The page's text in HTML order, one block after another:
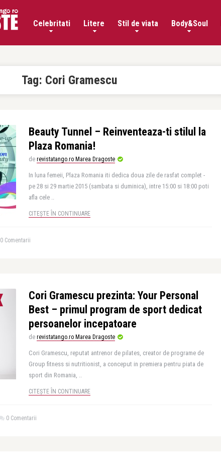
Celebritati Litere Stil de viata Body&Soul
Tag: Cori Gramescu
Beauty Tunnel – Reinventeaza-ti stilul la
Plaza Romania!
de revistatango.ro Marea Dragoste
In luna femeii, Plaza Romania iti dedica doua zile de rasfat complet -
pe 28 si 29 martie 2015 (sambata si duminica), intre 15:00 si 18:00 poti
afla cele ..
CITEȘTE ÎN CONTINUARE
0 Comentarii
Cori Gramescu prezinta: Your Personal
Best – primul program de sport dedicat
persoanelor incepatoare
de revistatango.ro Marea Dragoste
Cori Gramescu, reputat antrenor de pilates, creator de programe de
Group fitness si nutritionist, a conceput in premiera pentru piata de
sport din Romania, ..
CITEȘTE ÎN CONTINUARE
0 Comentarii